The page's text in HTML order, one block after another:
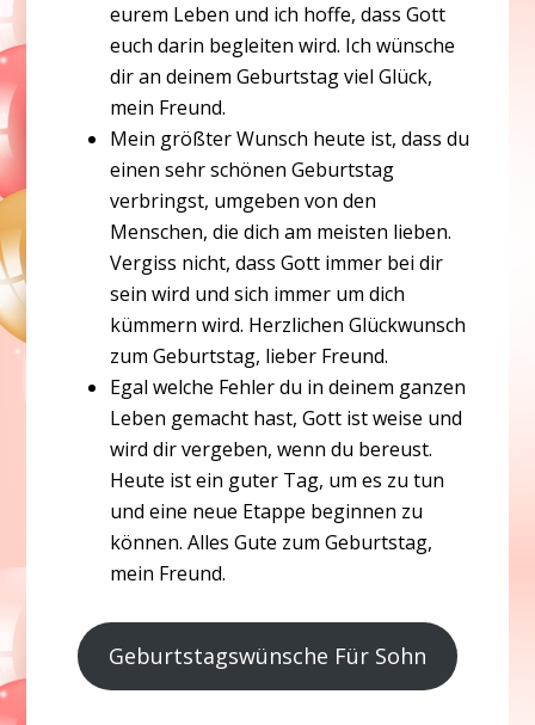
eurem Leben und ich hoffe, dass Gott
euch darin begleiten wird. Ich wünsche
dir an deinem Geburtstag viel Glück,
mein Freund.
Mein größter Wunsch heute ist, dass du
einen sehr schönen Geburtstag
verbringst, umgeben von den
Menschen, die dich am meisten lieben.
Vergiss nicht, dass Gott immer bei dir
sein wird und sich immer um dich
kümmern wird. Herzlichen Glückwunsch
zum Geburtstag, lieber Freund.
Egal welche Fehler du in deinem ganzen
Leben gemacht hast, Gott ist weise und
wird dir vergeben, wenn du bereust.
Heute ist ein guter Tag, um es zu tun
und eine neue Etappe beginnen zu
können. Alles Gute zum Geburtstag,
mein Freund.
Geburtstagswünsche Für Sohn